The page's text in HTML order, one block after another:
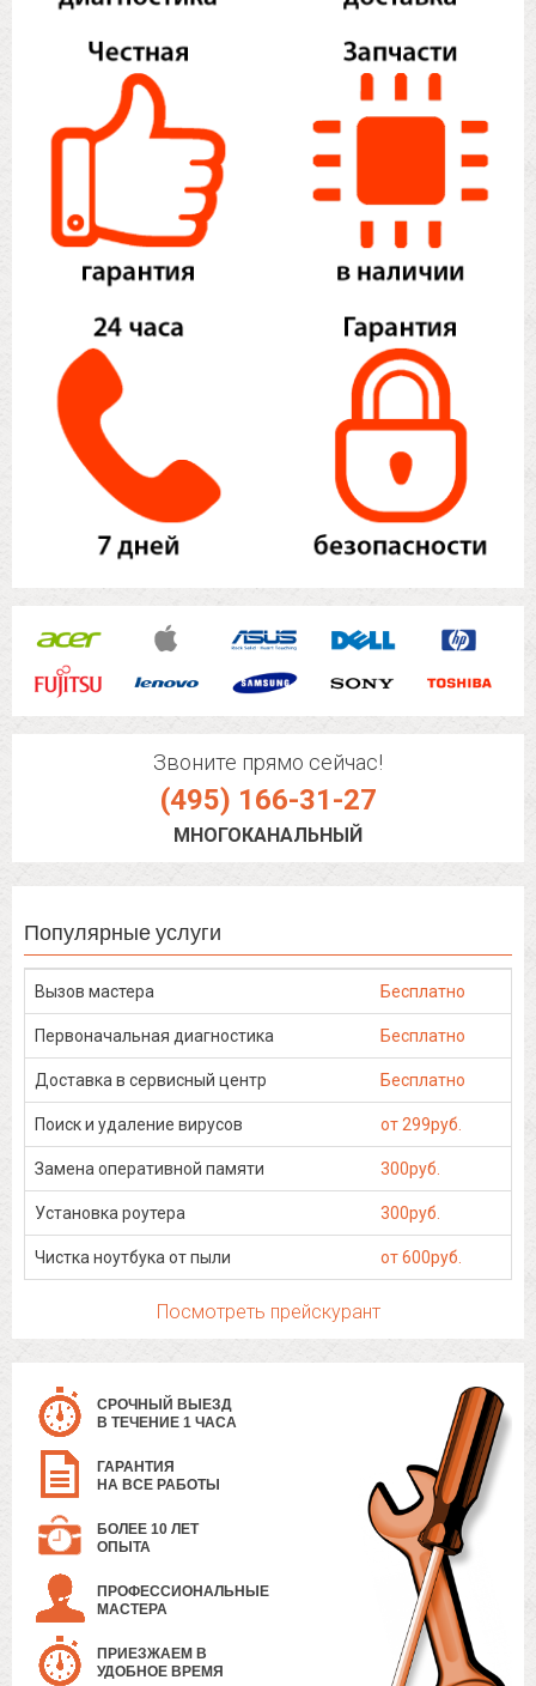
Звоните прямо сейчас!
(495) 166-31-27
МНОГОКАНАЛЬНЫЙ
Популярные услуги
Вызов мастера Бесплатно
Первоначальная диагностика Бесплатно
Доставка в сервисный центр Бесплатно
Поиск и удаление вирусов от 299руб.
Замена оперативной памяти 300руб.
Установка роутера 300руб.
Чистка ноутбука от пыли от 600руб.
Посмотреть прейскурант
СРОЧНЫЙ ВЫЕЗД
В ТЕЧЕНИЕ 1 ЧАСА
ГАРАНТИЯ
НА ВСЕ РАБОТЫ
БОЛЕЕ 10 ЛЕТ
ОПЫТА
ПРОФЕССИОНАЛЬНЫЕ
МАСТЕРА
ПРИЕЗЖАЕМ В
УДОБНОЕ ВРЕМЯ